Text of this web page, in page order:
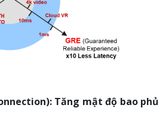
Tăng mật độ bao phủ